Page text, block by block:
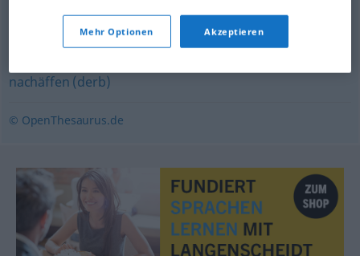
nachbilden,nachmachen,imitieren,nachäffen (ugs.)
nachäffen (derb)
© OpenThesaurus.de
Mehr Optionen Akzeptieren